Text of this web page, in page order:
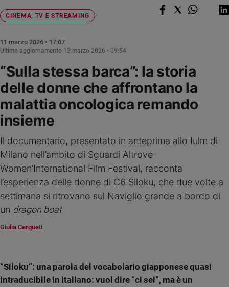
Chiesa
Fede
e
Santi
Devozione
fede
Parola
giorno
Santo
del
giorno
Società
Volontariato
Diritti
CINEMA, TV E STREAMING
“Sulla stessa barca”: la storia
delle donne che affrontano la
malattia oncologica remando
insieme
Il documentario, presentato in anteprima allo Iulm di
Milano nell’ambito di Sguardi Altrove-
Women’International Film Festival, racconta
l’esperienza delle donne di C6 Siloku, che due volte a
settimana si ritrovano sul Naviglio grande a bordo di
un dragon boat
Giulia Cerqueti
11 marzo 2026 • 17:07
Ultimo aggiornamento 12 marzo 2026 • 09:54
“Siloku”: una parola del vocabolario giapponese quasi
intraducibile in italiano: vuol dire “ci sei”, ma è un